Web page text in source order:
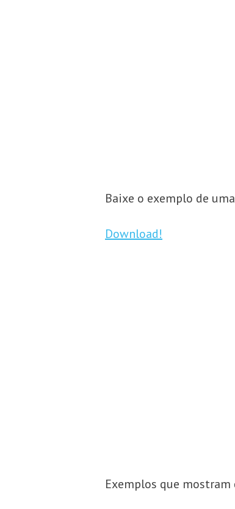
Baixe o exemplo de
Download!
Exemplos que